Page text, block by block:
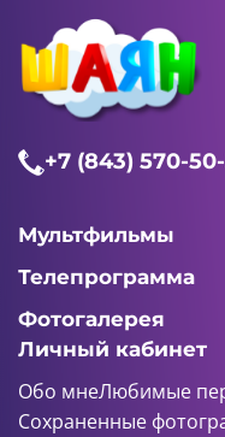
+7 (843) 570-
Мультфильмы
Телепрограмма
Фотогалерея
Личный кабинет
Обо мнеЛюбимые
Сохраненные